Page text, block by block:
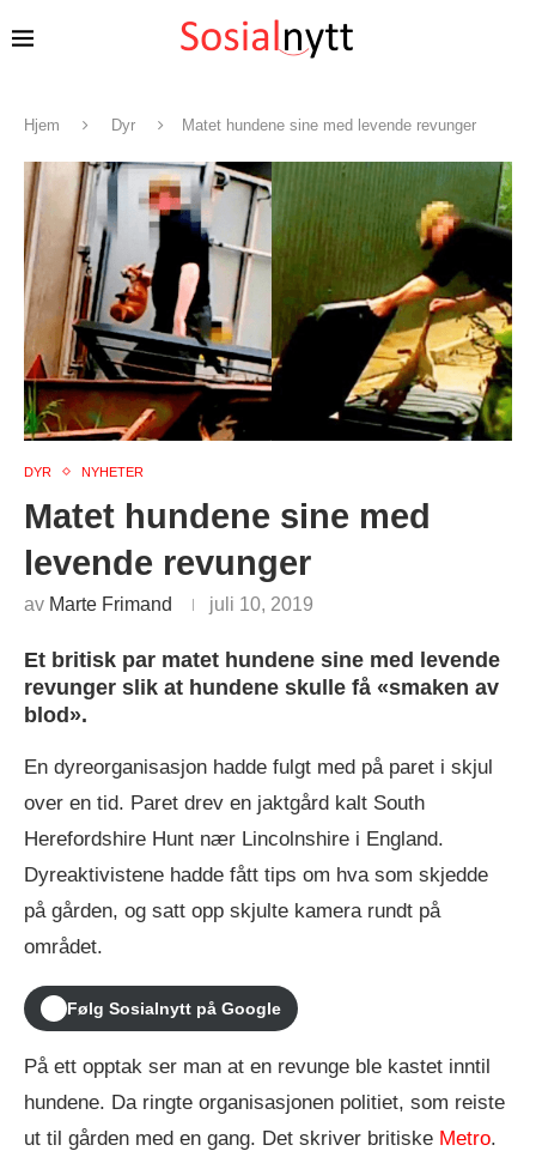
Hjem Dyr Matet hundene sine med levende revunger
DYR NYHETER
Matet hundene sine med
levende revunger
av Marte Frimand juli 10, 2019
Et britisk par matet hundene sine med levende
revunger slik at hundene skulle få «smaken av
blod».
En dyreorganisasjon hadde fulgt med på paret i skjul
over en tid. Paret drev en jaktgård kalt South
Herefordshire Hunt nær Lincolnshire i England.
Dyreaktivistene hadde fått tips om hva som skjedde
på gården, og satt opp skjulte kamera rundt på
området.
Følg Sosialnytt på Google
På ett opptak ser man at en revunge ble kastet inntil
hundene. Da ringte organisasjonen politiet, som reiste
ut til gården med en gang. Det skriver britiske Metro.